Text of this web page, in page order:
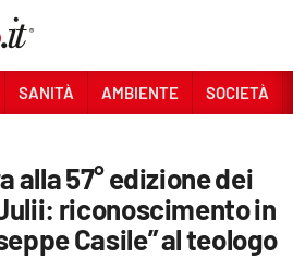
SANITÀ AMBIENTE SOCIETÀ
alla 57° edizione dei
riconoscimento in
Casile” al teologo